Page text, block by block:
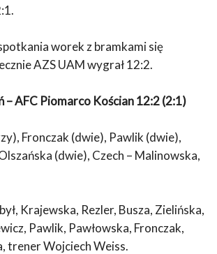
worek z bramkami się
AZS UAM wygrał 12:2.
– AFC Piomarco Kościan 12:2 (2:1)
Fronczak (dwie), Pawlik (dwie),
(dwie), Czech – Malinowska,
Krajewska, Rezler, Busza, Zielińska,
Pawlik, Pawłowska, Fronczak,
trener Wojciech Weiss.